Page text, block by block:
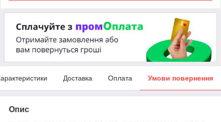
Доставка Оплата Умови повернення
Опис